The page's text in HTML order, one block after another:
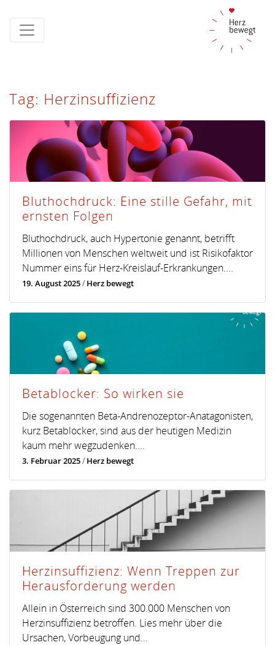
Tag: Herzinsuffizienz
Bluthochdruck: Eine stille Gefahr, mit
ernsten Folgen
Bluthochdruck, auch Hypertonie genannt, betrifft
Millionen von Menschen weltweit und ist Risikofaktor
Nummer eins für Herz-Kreislauf-Erkrankungen....
19. August 2025/Herz bewegt
Betablocker: So wirken sie
Die sogenannten Beta-Andrenozeptor-Anatagonisten,
kurz Betablocker, sind aus der heutigen Medizin
kaum mehr wegzudenken....
3. Februar 2025/Herz bewegt
Herzinsuffizienz: Wenn Treppen zur
Herausforderung werden
Allein in Österreich sind 300.000 Menschen von
Herzinsuffizienz betroffen. Lies mehr über die
Ursachen, Vorbeugung und...